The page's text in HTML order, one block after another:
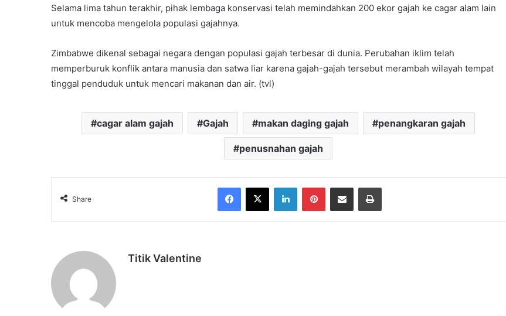
Selama lima tahun terakhir, pihak lembaga konservasi telah memindahkan 200 ekor gajah ke cagar alam lain
untuk mencoba mengelola populasi gajahnya.
Zimbabwe dikenal sebagai negara dengan populasi gajah terbesar di dunia. Perubahan iklim telah
memperburuk konflik antara manusia dan satwa liar karena gajah-gajah tersebut merambah wilayah tempat
tinggal penduduk untuk mencari makanan dan air. (tvl)
cagar alam gajah Gajah makan daging gajah penangkaran gajah
penusnahan gajah
Share
Facebook
X LinkedInPinterestShare via Email Print
Titik Valentine